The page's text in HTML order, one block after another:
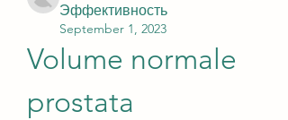
Эффективность
September 1, 2023
Volume normale
prostata